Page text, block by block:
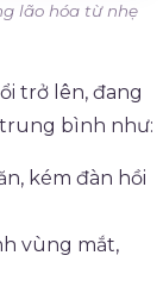
lão hóa từ nhẹ
trở lên, đang
bình như:
kém đàn hồi
vùng mắt,